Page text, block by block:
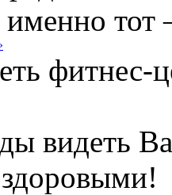
тот
фитнес-
видеть